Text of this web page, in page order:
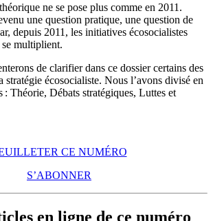
ne se pose plus comme en 2011.
une question pratique, une question de
depuis 2011, les initiatives écosocialistes
multiplient.
de clarifier dans ce dossier certains des
stratégie écosocialiste. Nous l’avons divisé en
: Théorie, Débats stratégiques, Luttes et
CE NUMÉRO
S’ABONNER
en ligne de ce numéro